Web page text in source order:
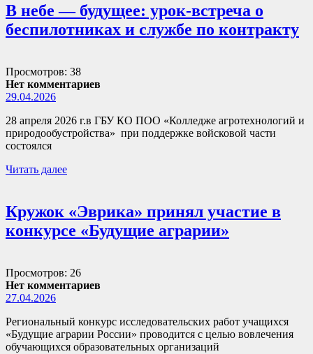
В небе — будущее: урок-встреча о
беспилотниках и службе по контракту
Просмотров: 38
Нет комментариев
29.04.2026
28 апреля 2026 г.в ГБУ КО ПОО «Колледже агротехнологий и
природообустройства» при поддержке войсковой части
состоялся
Читать далее
Кружок «Эврика» принял участие в
конкурсе «Будущие аграрии»
Просмотров: 26
Нет комментариев
27.04.2026
Региональный конкурс исследовательских работ учащихся
«Будущие аграрии России» проводится с целью вовлечения
обучающихся образовательных организаций